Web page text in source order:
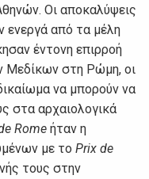
Οι αποκαλύψεις
ενεργά από τα μέλη
έντονη επιρροή
Μεδίκων στη Ρώμη, οι
να μπορούν να
στα αρχαιολογικά
Rome ήταν η
με το Prix de
τους στην